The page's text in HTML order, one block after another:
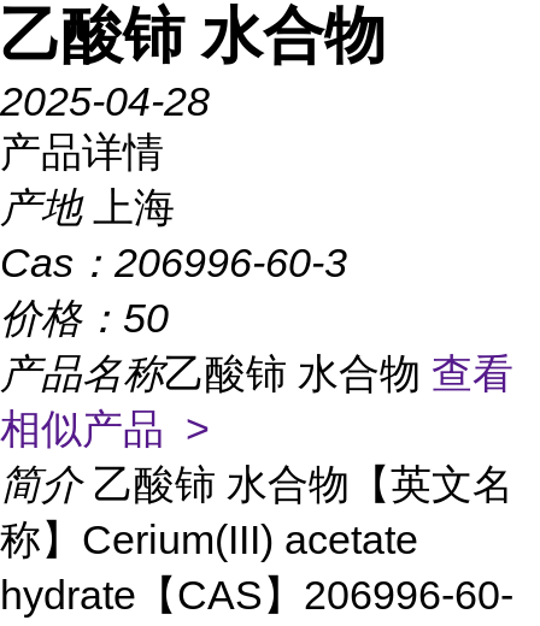
乙酸铈 水合物
2025-04-28
产品详情
产地
上海
Cas： 206996-60-3
价格： 50
产品名称乙酸铈 水合物 查看
相似产品 >
简介 乙酸铈 水合物【英文名
称】Cerium(III) acetate
hydrate【CAS】206996-60-